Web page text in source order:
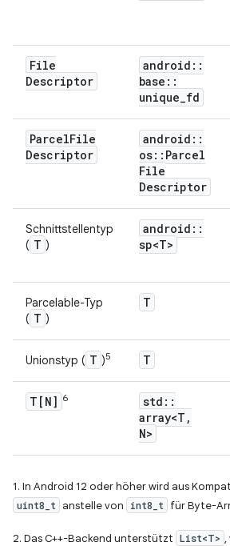
File
Descriptor
android ::
base ::
unique_fd
ParcelFile
Descriptor
android ::
os:: Parcel
File
Descriptor
Schnittstellentyp
( T )
android ::
sp<T>
Parcelable-Typ
( T )
T
Unionstyp ( T )5 T
T[N] 6 std ::
array<T ,
N>
1. In Android 12 oder höher wird aus
uint8_t anstelle von int8_t für Byte-
2. Das C++-Backend unterstützt List<T>